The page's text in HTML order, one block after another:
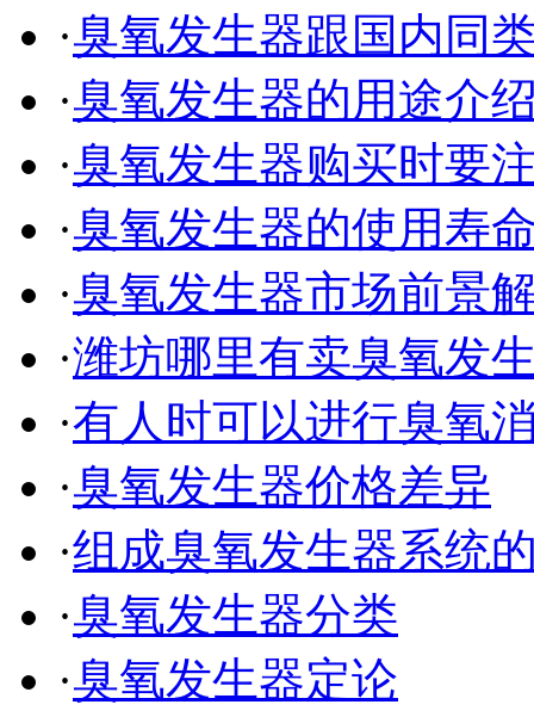
·臭氧发生器跟国内同
·臭氧发生器的用途介
·臭氧发生器购买时要
·臭氧发生器的使用寿
·臭氧发生器市场前景
·潍坊哪里有卖臭氧发
·有人时可以进行臭氧
·臭氧发生器价格差异
·组成臭氧发生器系统
·臭氧发生器分类
·臭氧发生器定论